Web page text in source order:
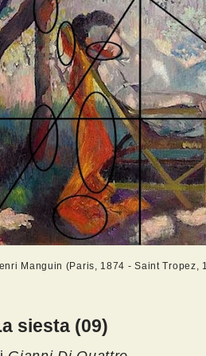
Manguin (Paris, 1874 - Saint Tropez,
siesta (09)